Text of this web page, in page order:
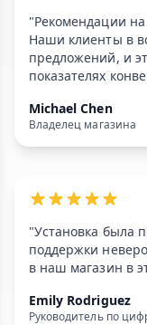
"Рекомендации
Наши клиенты в
предложений, и
показателях
Michael Chen
Владелец магазина
"Установка была
поддержки
в наш магазин в
Emily Rodriguez
Руководитель по